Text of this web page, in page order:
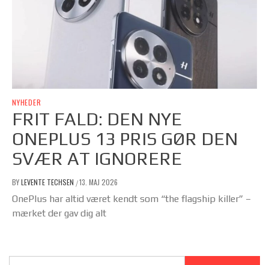
NYHEDER
FRIT FALD: DEN NYE
ONEPLUS 13 PRIS GØR DEN
SVÆR AT IGNORERE
BYLEVENTE TECHSEN /13. MAJ 2026
OnePlus har altid været kendt som “the flagship killer” –
mærket der gav dig alt